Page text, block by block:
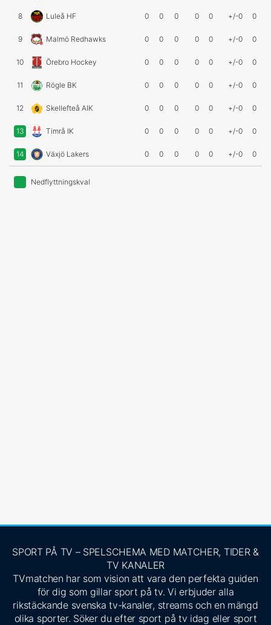
8 Luleå HF 0 0 0 0 0 +/-0 0
9 Malmö Redhawks 0 0 0 0 0 +/-0 0
10 Örebro Hockey 0 0 0 0 0 +/-0 0
11 Rögle BK 0 0 0 0 0 +/-0 0
12 Skellefteå AIK 0 0 0 0 0 +/-0 0
13 Timrå IK 0 0 0 0 0 +/-0 0
14 Växjö Lakers 0 0 0 0 0 +/-0 0
Nedflyttningskval
SPORT PÅ TV – SPELSCHEMA MED MATCHER, TIDER &
TV KANALER
TVmatchen har som vision att vara den perfekta guiden
för dig som gillar sport på tv. Vi erbjuder alla
rikstäckande svenska tv-kanaler, streams och en mängd
olika sporter. Söker du efter sport på tv idag eller sport